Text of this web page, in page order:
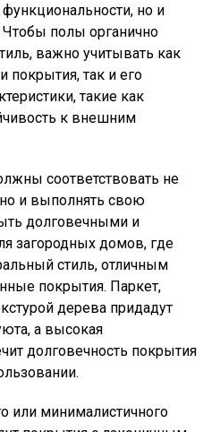
но и
полы органично
важно учитывать как
покрытия, так и его
такие как
к внешним
соответствовать не
и выполнять свою
долговечными и
загородных домов, где
стиль, отличным
покрытия. Паркет,
дерева придадут
а высокая
долговечность покрытия
или минималистичного